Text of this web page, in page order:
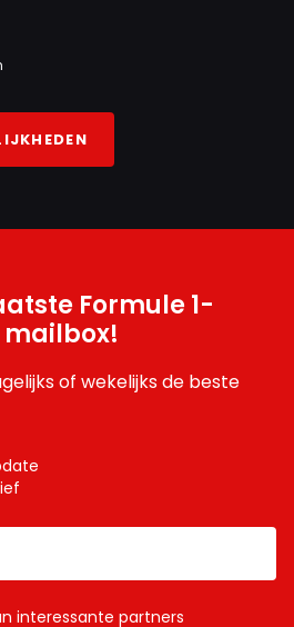
Formule 1-
mailbox!
of wekelijks de beste
interessante partners